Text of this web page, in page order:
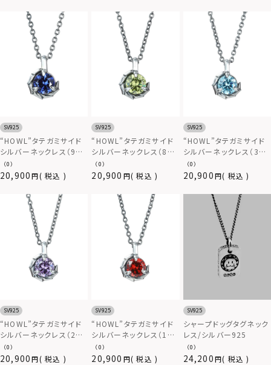
SV925
“HOWL”タテガミサイド
シルバーネックレス（9月
バースカラーストーン）/
シルバー925
20,900 税込
（0）
SV925
“HOWL”タテガミサイド
シルバーネックレス（8月
バースカラーストーン）/
シルバー925
20,900 税込
（0）
SV925
“HOWL”タテガミサイド
シルバーネックレス（3月
バースカラーストーン）/
シルバー925
20,900 税込
（0）
SV925
“HOWL”タテガミサイド
シルバーネックレス（2月
バースカラーストーン）/
シルバー925
20,900 税込
（0）
SV925
“HOWL”タテガミサイド
シルバーネックレス（1月
バースカラーストーン）/
シルバー925
20,900 税込
（0）
SV925
シャープドッグタグネック
レス/シルバー925
24,200 税込
（0）